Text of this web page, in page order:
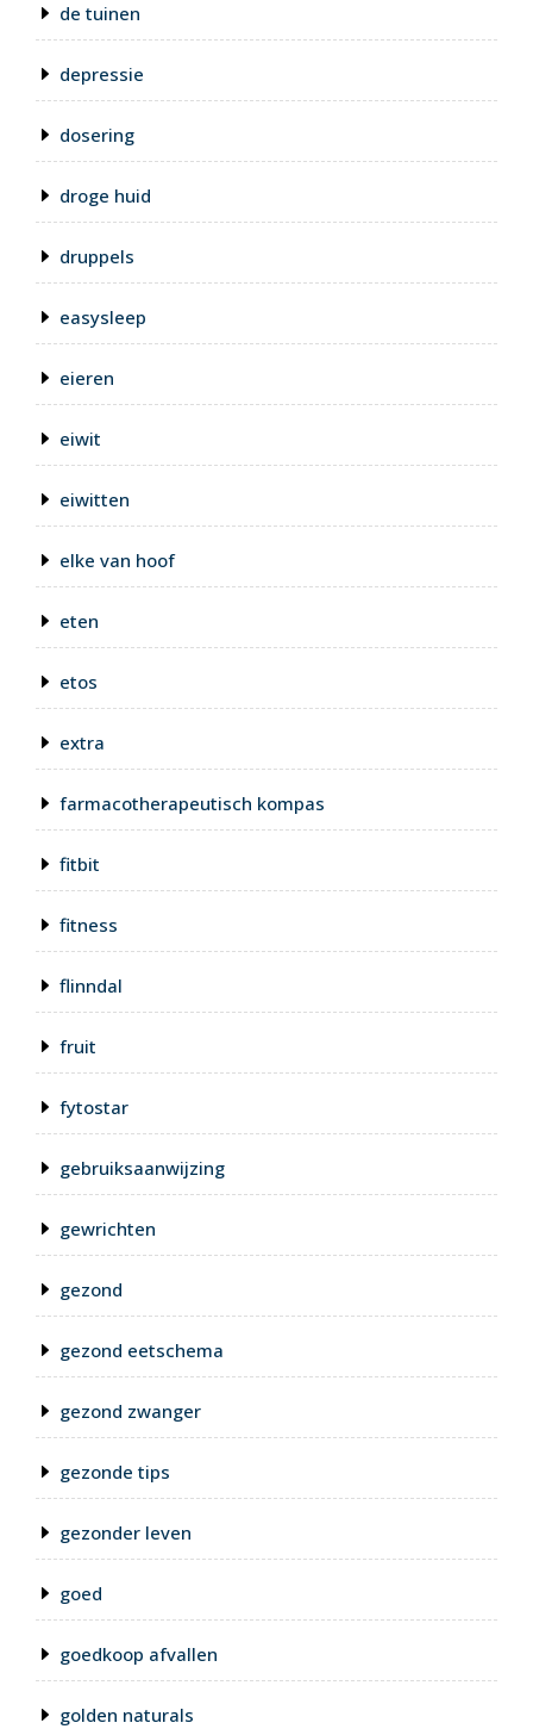
de tuinen
depressie
dosering
droge huid
druppels
easysleep
eieren
eiwit
eiwitten
elke van hoof
eten
etos
extra
farmacotherapeutisch kompas
fitbit
fitness
flinndal
fruit
fytostar
gebruiksaanwijzing
gewrichten
gezond
gezond eetschema
gezond zwanger
gezonde tips
gezonder leven
goed
goedkoop afvallen
golden naturals